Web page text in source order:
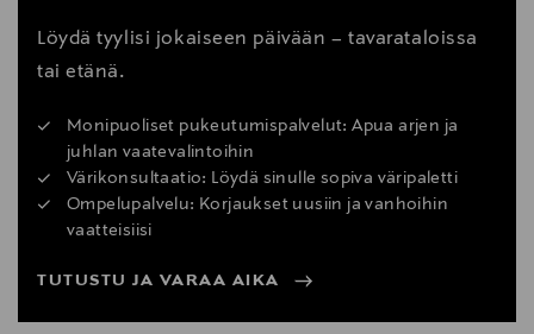
Löydä tyylisi jokaiseen päivään – tavarataloissa
tai etänä.
Monipuoliset pukeutumispalvelut: Apua arjen ja
juhlan vaatevalintoihin
Värikonsultaatio: Löydä sinulle sopiva väripaletti
Ompelupalvelu: Korjaukset uusiin ja vanhoihin
vaatteisiisi
TUTUSTU JA VARAA AIKA